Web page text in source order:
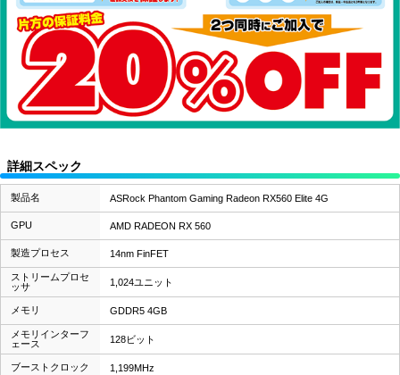
詳細スペック
製品名 ASRock Phantom Gaming Radeon RX560 Elite 4G
GPU AMD RADEON RX 560
製造プロセス 14nm FinFET
ストリームプロセ
ッサ
1,024ユニット
メモリ GDDR5 4GB
メモリインターフ
ェース
128ビット
ブーストクロック 1,199MHz